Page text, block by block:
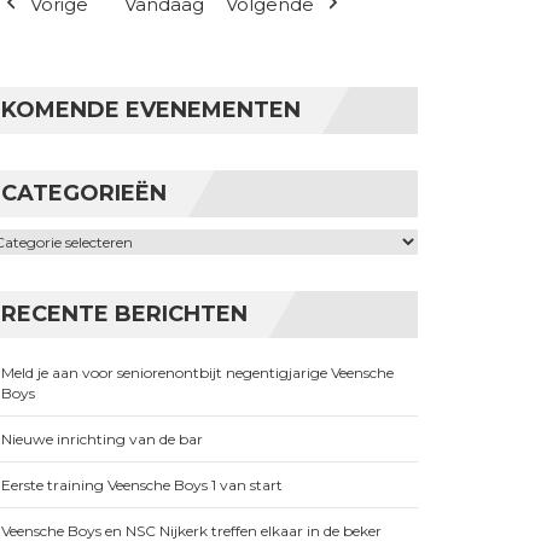
KOMENDE EVENEMENTEN
CATEGORIEËN
RECENTE BERICHTEN
Meld je aan voor seniorenontbijt negentigjarige Veensche
Boys
Nieuwe inrichting van de bar
Eerste training Veensche Boys 1 van start
Veensche Boys en NSC Nijkerk treffen elkaar in de beker